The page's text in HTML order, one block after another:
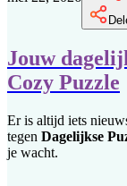
Jouw
Cozy Puzzle
Er is altijd iets
tegen Dagelijkse
je wacht.